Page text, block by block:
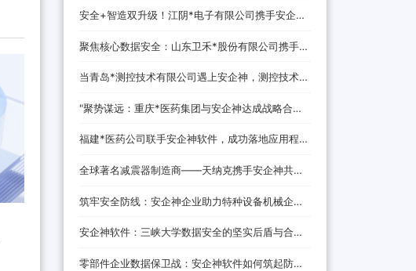
经营，挽回消费者信任
安全+智造双升级！江阴*电子有限公司携手安企神
开启企业防护新时代！
聚焦核心数据安全：山东卫禾*股份有限公司携手安
企神软件构建防泄密屏障！
当青岛*测控技术有限公司遇上安企神，测控技术数
据安全将迎来哪些新变化？
‌"聚势谋远：重庆*医药集团与安企神达成战略合
作，探索医药+科技融合发展新路径！
福建*医药公司联手安企神软件，成功落地应用程
序、网站黑名单设置与USB管控方案！
全球著名减震器制造商——天纳克携手安企神共筑
安全制造新防线
筑牢安全防线：安企神企业助力特种设备机械企业
数据防泄密解决方案
安企神软件：三峡大学数据安全的坚实后盾与合作
伙伴
零部件企业数据保卫战：安企神软件如何筑起防泄